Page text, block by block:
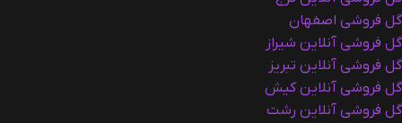
گل فروشی اصفهان
گل فروشی آنلاین شیراز
گل فروشی آنلاین تبریز
گل فروشی آنلاین کیش
گل فروشی آنلاین رشت